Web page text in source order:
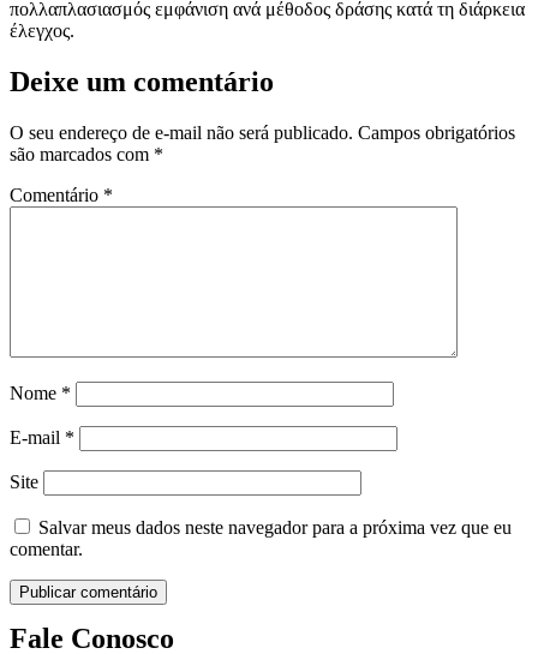
πολλαπλασιασμός εμφάνιση ανά μέθοδος δράσης κατά τη διάρκεια
έλεγχος.
Deixe um comentário
O seu endereço de e-mail não será publicado. Campos obrigatórios
são marcados com *
Comentário *
Nome *
E-mail *
Site
Salvar meus dados neste navegador para a próxima vez que eu
comentar.
Fale Conosco